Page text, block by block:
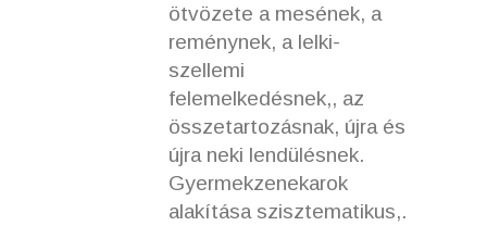
ötvözete a mesének, a
reménynek, a lelki-
szellemi
felemelkedésnek,, az
összetartozásnak, újra és
újra neki lendülésnek.
Gyermekzenekarok
alakítása szisztematikus,.